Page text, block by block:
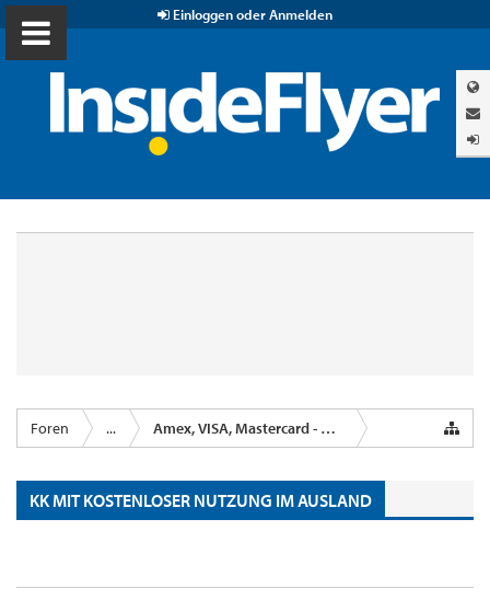
Einloggen oder Anmelden
Foren ... Amex, VISA, Mastercard - Kreditkartenanbieter
KK MIT KOSTENLOSER NUTZUNG IM AUSLAND